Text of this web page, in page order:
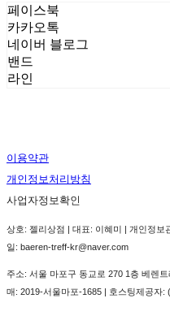
페이스북
카카오톡
네이버 블로그
밴드
라인
이용약관
개인정보처리방침
사업자정보확인
상호: 젤리상점 | 대표: 이혜미 | 개인정보
일: baeren-treff-kr@naver.com
주소: 서울 마포구 동교로 270 1층 베렌
매: 2019-서울마포-1685 | 호스팅제공자: